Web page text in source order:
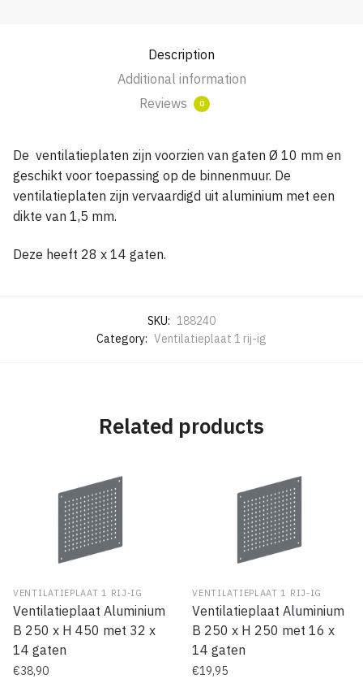
gaten
quantity
Description
Additional information
Reviews
0
De ventilatieplaten zijn voorzien van gaten Ø 10 mm en
geschikt voor toepassing op de binnenmuur. De
ventilatieplaten zijn vervaardigd uit aluminium met een
dikte van 1,5 mm.
Deze heeft 28 x 14 gaten.
SKU: 188240
Category: Ventilatieplaat 1 rij-ig
Related products
VENTILATIEPLAAT 1 RIJ-IG
Ventilatieplaat Aluminium
B 250 x H 450 met 32 x
14 gaten
€38,90
VENTILATIEPLAAT 1 RIJ-IG
Ventilatieplaat Aluminium
B 250 x H 250 met 16 x
14 gaten
€19,95